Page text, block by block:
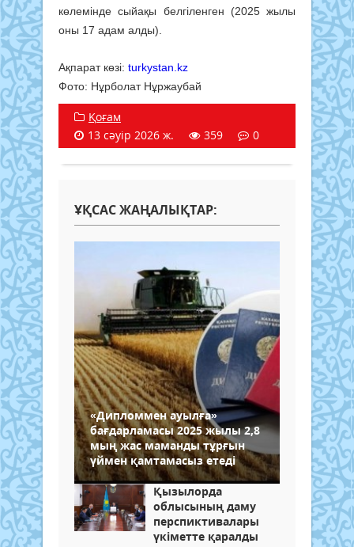
көлемінде сыйақы белгіленген (2025 жылы
оны 17 адам алды).
Ақпарат көзі: turkystan.kz
Фото: Нұрболат Нұржаубай
Қоғам
13 сәуір 2026 ж.
359 0
ҰҚСАС ЖАҢАЛЫҚТАР:
«Дипломмен ауылға»
бағдарламасы 2025 жылы 2,8
мың жас маманды тұрғын
үймен қамтамасыз етеді
Қызылорда
облысының даму
перспиктивалары
үкіметте қаралды